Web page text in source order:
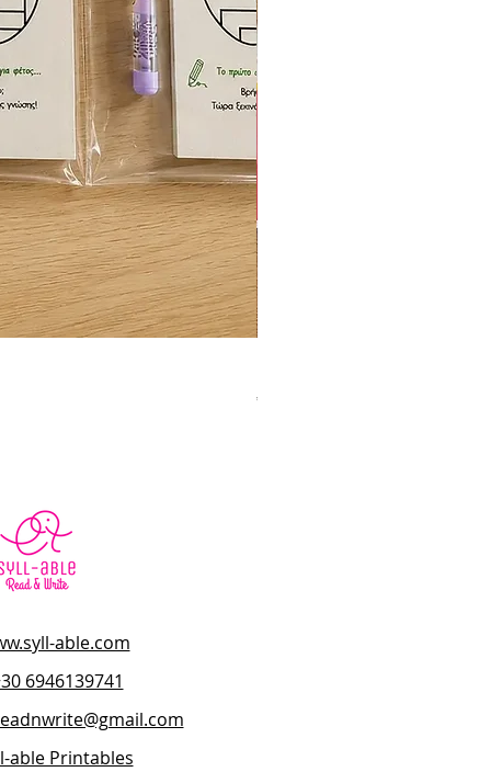
Κανονική τιμή
45,00 €
able.com
6946139741
able Printables